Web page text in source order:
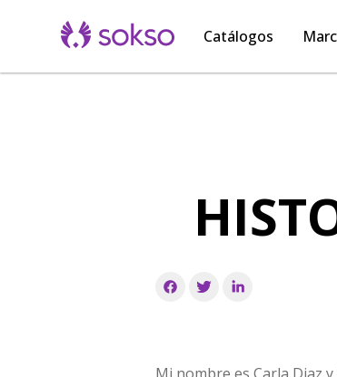
Catálogos